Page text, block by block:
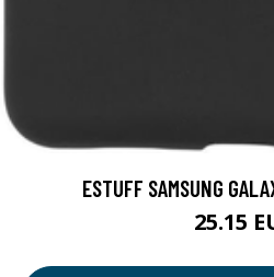
ESTUFF SAMSUNG
25.15